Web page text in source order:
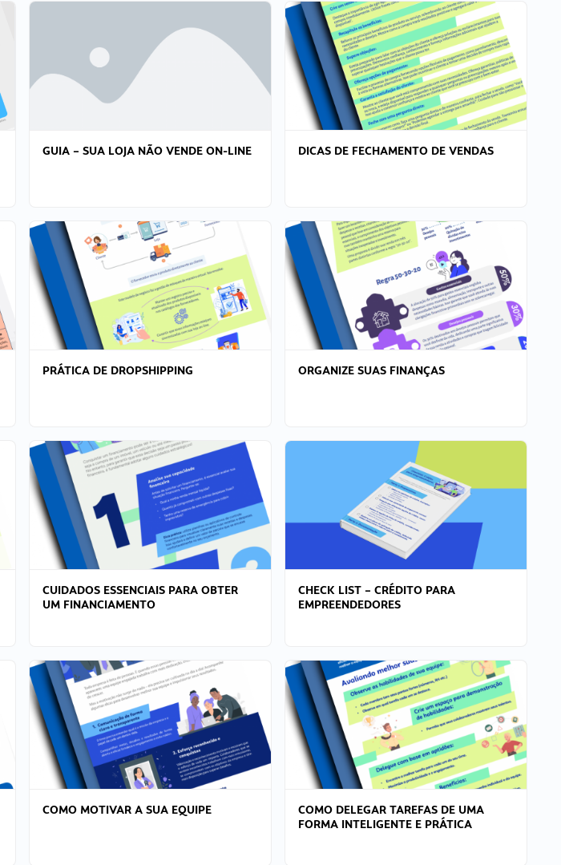
GUIA – SUA LOJA NÃO VENDE ON-LINE DICAS DE FECHAMENTO DE VENDAS
PRÁTICA DE DROPSHIPPING ORGANIZE SUAS FINANÇAS
CUIDADOS ESSENCIAIS PARA OBTER
UM FINANCIAMENTO
CHECK LIST – CRÉDITO PARA
EMPREENDEDORES
COMO MOTIVAR A SUA EQUIPE
COMO DELEGAR TAREFAS DE UMA
FORMA INTELIGENTE E PRÁTICA